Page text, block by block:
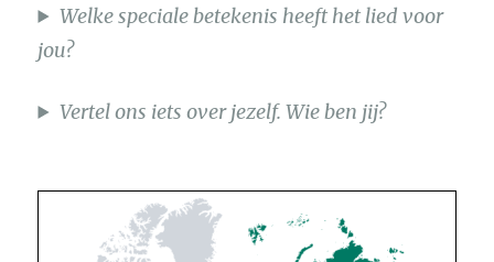
Welke speciale betekenis heeft het lied voor
jou?
Vertel ons iets over jezelf. Wie ben jij?